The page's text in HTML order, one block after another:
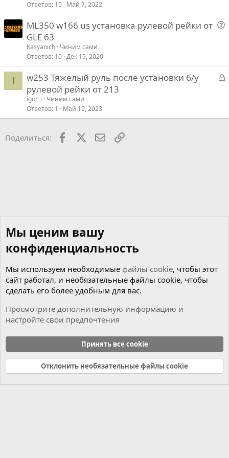
Ответов 10 Май 7, 2022
В
о
с
ML350 w166 us установка рулевой рейки от
GLE 63
Kasyanich Чиним сами
Ответов 10 Дек 15, 2020
I
З
w253 Тяжёлый руль после установки б/у
рулевой рейки от 213
igor_i
Чиним сами
Ответов 1 Май 19, 2023
Поделиться: Facebook ПочтаСсылкой
Cookies
Russian (RU)
Связь с нами
Условия и правила
Политика конфиденциальности
Справка Главная
R
Мы ценим вашу
конфиденциальность
Мы используем необходимые файлы cookie, чтобы этот
сайт работал, и необязательные файлы cookie, чтобы
сделать его более удобным для вас.
Просмотрите дополнительную информацию и
настройте свои предпочтения
Принять все cookie
Отклонить необязательные файлы cookie